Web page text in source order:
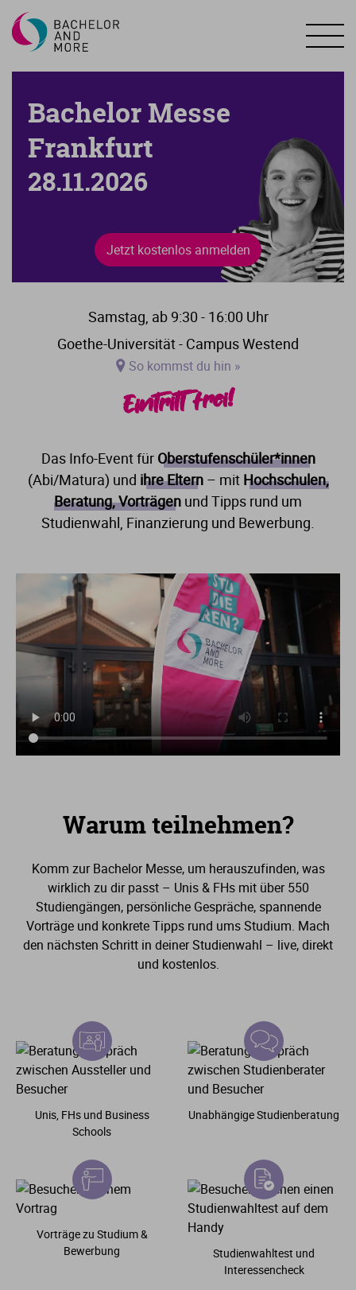
Bachelor Messe
Frankfurt
28.11.2026
Jetzt kostenlos anmelden
Samstag, ab 9:30 - 16:00 Uhr
Goethe-Universität - Campus Westend
So kommst du hin »
Eintritt frei!
Das Info-Event für Oberstufenschüler*innen
(Abi/Matura) und ihre Eltern– mit Hochschulen,
Beratung, Vorträgen und Tipps rund um
Studienwahl, Finanzierung und Bewerbung.
Warum teilnehmen?
Komm zur Bachelor Messe, um herauszufinden, was
wirklich zu dir passt – Unis & FHs mit über550
Studiengängen, persönliche Gespräche, spannende
Vorträge und konkrete Tipps rund ums Studium. Mach
den nächsten Schritt in deiner Studienwahl – live, direkt
und kostenlos.
Unis, FHs und Business
Schools
Unabhängige Studienberatung
Vorträge zu Studium &
Bewerbung
Studienwahltest und
Interessencheck